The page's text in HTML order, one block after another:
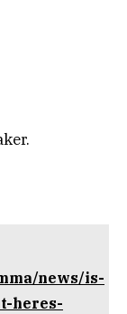
news/is-
heres-